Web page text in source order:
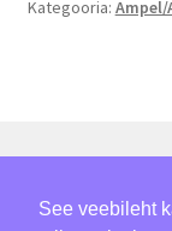
Kategooria:
© Loomepalmik
See veebileht